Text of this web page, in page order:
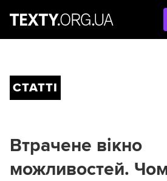
СТАТТІ
Втрачене вікно
можливостей.